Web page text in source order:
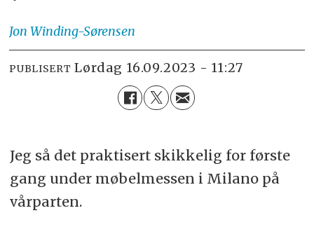
Jon Winding-Sørensen
PUBLISERT lørdag 16.09.2023 - 11:27
Jeg så det praktisert skikkelig for første
gang under møbelmessen i Milano på
vårparten.